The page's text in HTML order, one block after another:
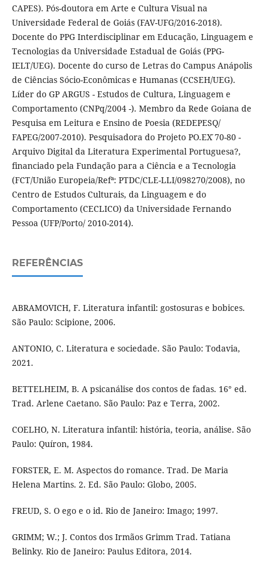
CAPES). Pós-doutora em Arte e Cultura Visual na
Universidade Federal de Goiás (FAV-UFG/2016-2018).
Docente do PPG Interdisciplinar em Educação, Linguagem e
Tecnologias da Universidade Estadual de Goiás (PPG-
IELT/UEG). Docente do curso de Letras do Campus Anápolis
de Ciências Sócio-Econômicas e Humanas (CCSEH/UEG).
Líder do GP ARGUS - Estudos de Cultura, Linguagem e
Comportamento (CNPq/2004 -). Membro da Rede Goiana de
Pesquisa em Leitura e Ensino de Poesia (REDEPESQ/
FAPEG/2007-2010). Pesquisadora do Projeto PO.EX ́70-80 -
Arquivo Digital da Literatura Experimental Portuguesa?,
financiado pela Fundação para a Ciência e a Tecnologia
(FCT/União Europeia/Refª: PTDC/CLE-LLI/098270/2008), no
Centro de Estudos Culturais, da Linguagem e do
Comportamento (CECLICO) da Universidade Fernando
Pessoa (UFP/Porto/ 2010-2014).
REFERÊNCIAS
ABRAMOVICH, F. Literatura infantil: gostosuras e bobices.
São Paulo: Scipione, 2006.
ANTONIO, C. Literatura e sociedade. São Paulo: Todavia,
2021.
BETTELHEIM, B. A psicanálise dos contos de fadas. 16° ed.
Trad. Arlene Caetano. São Paulo: Paz e Terra, 2002.
COELHO, N. Literatura infantil: história, teoria, análise. São
Paulo: Quíron, 1984.
FORSTER, E. M. Aspectos do romance. Trad. De Maria
Helena Martins. 2. Ed. São Paulo: Globo, 2005.
FREUD, S. O ego e o id. Rio de Janeiro: Imago; 1997.
GRIMM; W.; J. Contos dos Irmãos Grimm Trad. Tatiana
Belinky. Rio de Janeiro: Paulus Editora, 2014.